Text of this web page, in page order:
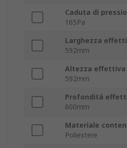
Caduta di
165Pa
Larghezza
592mm
Altezza effettiva
592mm
Profondità
600mm
Materiale
Poliestere